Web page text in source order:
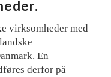
virksomheder med
En
derfor på